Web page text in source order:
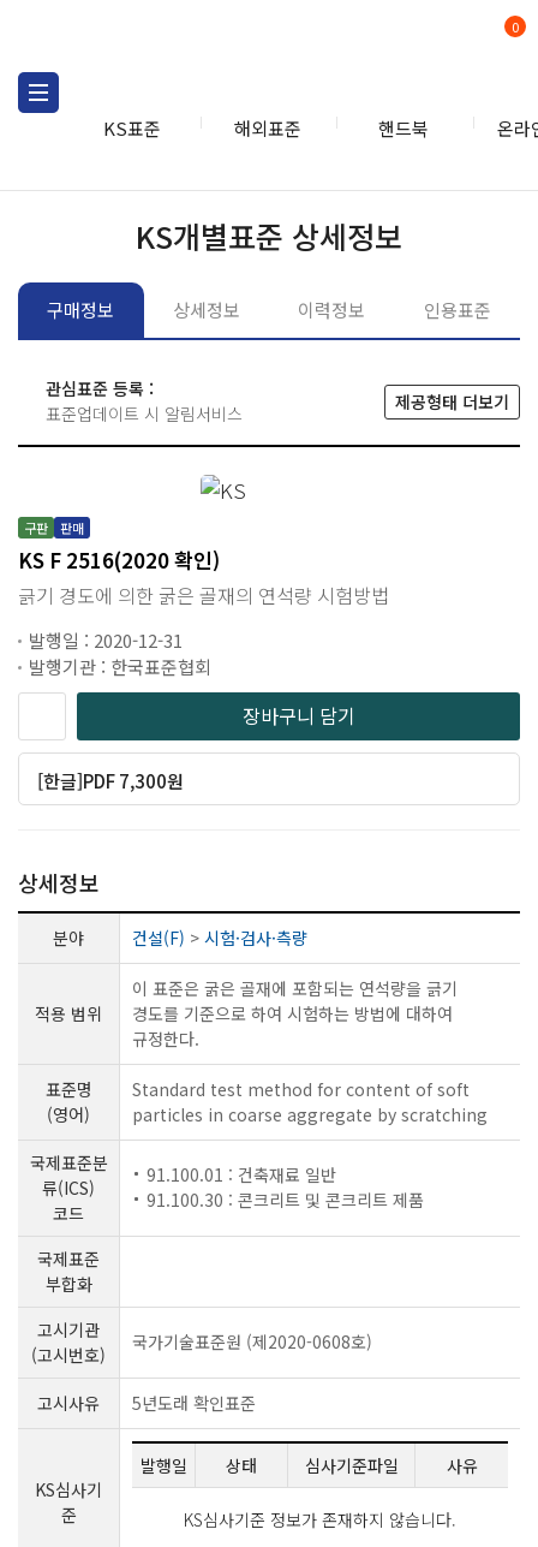
KS표준 해외표준 핸드북 온라
0
KS개별표준 상세정보
구매정보 상세정보 이력정보 인용표준
관심표준 등록 :
표준업데이트 시 알림서비스
제공형태 더보기
구판 판매
KS F 2516(2020 확인)
긁기 경도에 의한 굵은 골재의 연석량 시험방법
발행일 : 2020-12-31
발행기관 : 한국표준협회
장바구니 담기
[한글]PDF 7,300원
상세정보
분야 건설(F) > 시험·검사·측량
적용 범위
이 표준은 굵은 골재에 포함되는 연석량을 긁기
경도를 기준으로 하여 시험하는 방법에 대하여
규정한다.
표준명
(영어)
Standard test method for content of soft
particles in coarse aggregate by scratching
국제표준분
류(ICS)
코드
91.100.01 : 건축재료 일반
91.100.30 : 콘크리트 및 콘크리트 제품
국제표준
부합화
고시기관
(고시번호)
국가기술표준원 (제2020-0608호)
고시사유 5년도래 확인표준
KS심사기
준
발행일 상태 심사기준파일 사유
KS심사기준 정보가 존재하지 않습니다.